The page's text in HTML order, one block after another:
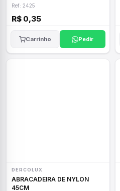
Ref: 2425
R$ 0,35
Carrinho Pedir
DERCOLUX
ABRACADEIRA DE NYLON
45CM